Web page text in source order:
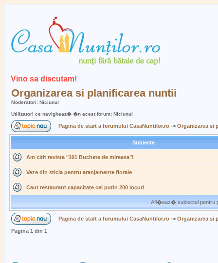
Vino sa discutam!
Organizarea si planificarea nuntii
Moderatori: Niciunul
Utilizatori ce navigheaz� �n acest forum: Niciunul
Pagina de start a forumului CasaNuntilor.ro -> Organizarea si
Subiecte
Am citit revista "101 Buchete de mireasa"!
Vaze din sticla pentru aranjamente florale
Caut restaurant capacitate cel putin 200 locuri
Afi�eaz� subiectul pentru
Pagina de start a forumului CasaNuntilor.ro -> Organizarea si
Pagina 1 din 1